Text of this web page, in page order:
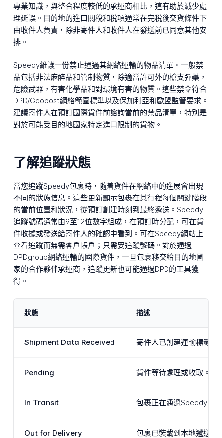
專業知識，與整合程度較低的承運商相比，這有助於減少處
理延誤。目的地的進口關稅和稅項通常在完稅後交貨條件下
由收件人負責，除非寄件人和收件人在發送前已同意其他安
排。
Speedy維護一份禁止通過其網絡運輸的物品清單。一般禁
品包括非法麻醉品和管制物質，除適當許可外的槍支彈藥，
危險武器，有害化學品和對環境有害的物質。這些禁令符合
DPD/Geopost網絡範圍標準以及保加利亞和歐盟監管要求。
建議寄件人在預訂國際貨件前諮詢當前的禁品清單，特別是
對於可能受目的地國家特定進口限制的貨物。
了解追蹤狀態
當您追蹤Speedy包裹時，隨着貨件在網絡中的進展會出現
不同的狀態信息。這些更新顯示包裹在其行程每個關鍵階段
的當前位置和狀況，從預訂創建時刻到最終遞送。Speedy
追蹤號碼通常由9至12位數字組成，在預訂時分配，可在貨
件收據或發送給寄件人的確認中看到。可在Speedy網站上
查看追蹤而無需客戶帳戶；只需要追蹤號碼。對於通過
DPDgroup網絡運輸的國際貨件，一旦包裹移交給目的地國
家的合作夥伴承運商，追蹤更新也可能通過DPD的工具獲
得。
狀態 描述
Shipment Data Received 寄件人已創建運輸標籤，
Pending 貨件等待處理或收取。此
In Transit 包裹正在通過Speedy或
Out for Delivery 包裹已裝載到本地遞送車